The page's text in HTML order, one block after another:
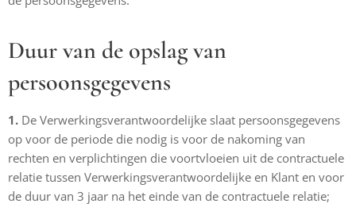
Duur van de opslag van
persoonsgegevens
1. De Verwerkingsverantwoordelijke slaat persoonsgegevens
op voor de periode die nodig is voor de nakoming van
rechten en verplichtingen die voortvloeien uit de contractuele
relatie tussen Verwerkingsverantwoordelijke en Klant en voor
de duur van 3 jaar na het einde van de contractuele relatie;